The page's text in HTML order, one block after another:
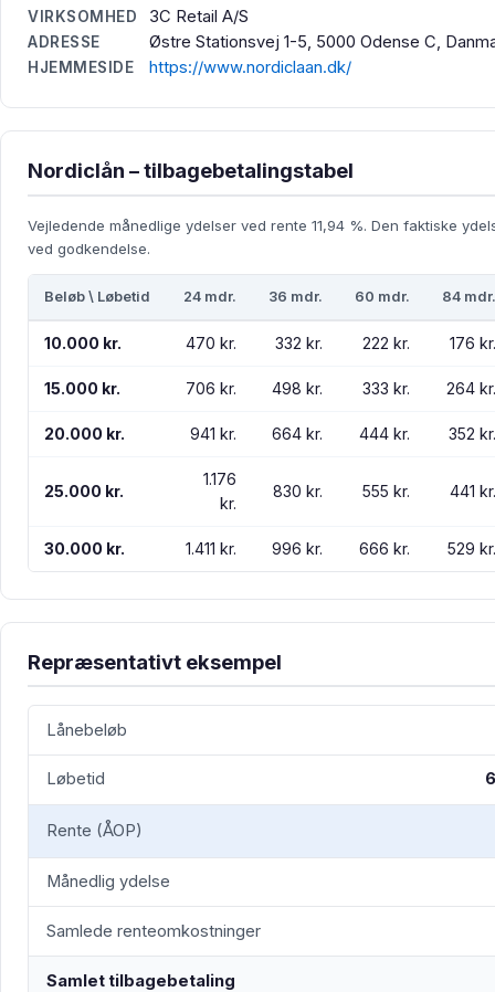
VIRKSOMHED 3C Retail A/S
ADRESSE Østre Stationsvej 1-5, 5000 Odense C,
HJEMMESIDE https://www.nordiclaan.dk/
Nordiclån – tilbagebetalingstabel
Vejledende månedlige ydelser ved rente 11,94 %. Den faktiske
ved godkendelse.
Beløb \ Løbetid 24 mdr. 36 mdr. 60 mdr. 84 mdr.
10.000 kr. 470 kr. 332 kr. 222 kr. 176 kr.
15.000 kr. 706 kr. 498 kr. 333 kr. 264 kr.
20.000 kr. 941 kr. 664 kr. 444 kr. 352 kr.
25.000 kr.
1.176
kr.
830 kr. 555 kr. 441 kr.
30.000 kr. 1.411 kr. 996 kr. 666 kr. 529 kr.
Repræsentativt eksempel
Lånebeløb
Løbetid
Rente (ÅOP)
Månedlig ydelse
Samlede renteomkostninger
Samlet tilbagebetaling